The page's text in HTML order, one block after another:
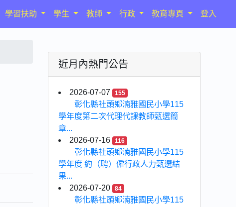
學習扶助 學生 教師 行政 教育專頁 登入
近月內熱門公告
2026-07-07 155
彰化縣社頭鄉湳雅國民小學115
學年度第二次代理代課教師甄選簡
章...
2026-07-16
116
彰化縣社頭鄉湳雅國民小學115
學年度 約（聘）僱行政人力甄選結
果...
2026-07-20
84
彰化縣社頭鄉湳雅國民小學115